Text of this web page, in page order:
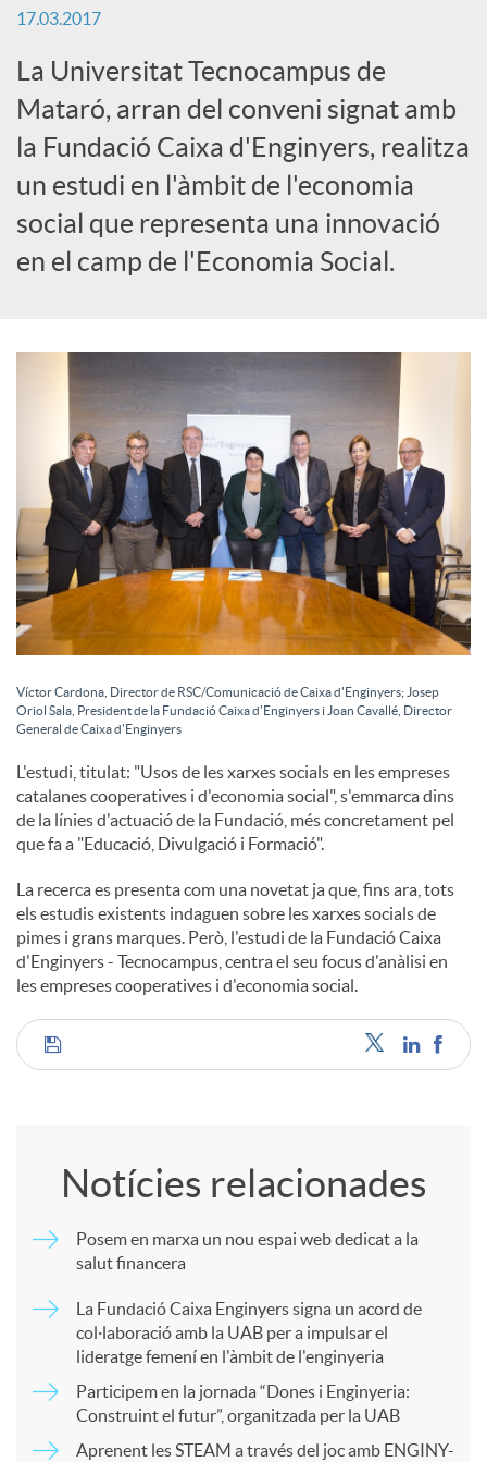
S
o
c
i
s
17.03.2017
La Universitat Tecnocampus de
Mataró, arran del conveni signat amb
la Fundació Caixa d'Enginyers, realitza
un estudi en l'àmbit de l'economia
social que representa una innovació
en el camp de l'Economia Social.
Víctor Cardona, Director de RSC/Comunicació de Caixa d'Enginyers; Josep
Oriol Sala, President de la Fundació Caixa d'Enginyers i Joan Cavallé, Director
General de Caixa d'Enginyers
L'estudi, titulat: "Usos de les xarxes socials en les empreses
catalanes cooperatives i d'economia social", s'emmarca dins
de la línies d'actuació de la Fundació, més concretament pel
que fa a "Educació, Divulgació i Formació".
La recerca es presenta com una novetat ja que, fins ara, tots
els estudis existents indaguen sobre les xarxes socials de
pimes i grans marques. Però, l'estudi de la Fundació Caixa
d'Enginyers - Tecnocampus, centra el seu focus d'anàlisi en
les empreses cooperatives i d'economia social.
C
Notícies relacionades
Posem en marxa un nou espai web dedicat a la
salut financera
La Fundació Caixa Enginyers signa un acord de
col·laboració amb la UAB per a impulsar el
lideratge femení en l'àmbit de l'enginyeria
Participem en la jornada “Dones i Enginyeria:
Construint el futur”, organitzada per la UAB
Aprenent les STEAM a través del joc amb ENGINY-